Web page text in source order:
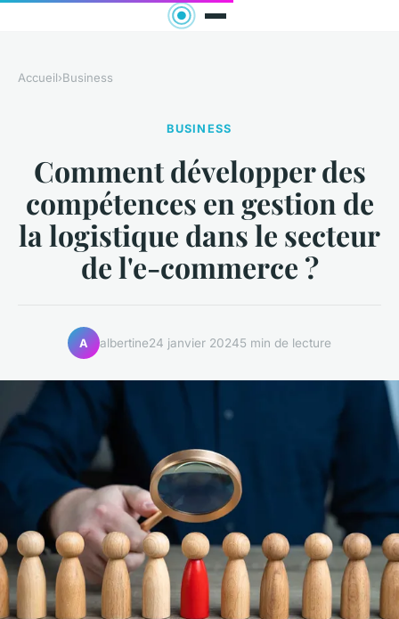
Accueil›Business
BUSINESS
Comment développer des
compétences en gestion de
la logistique dans le secteur
de l'e-commerce ?
A albertine24 janvier 20245 min de lecture